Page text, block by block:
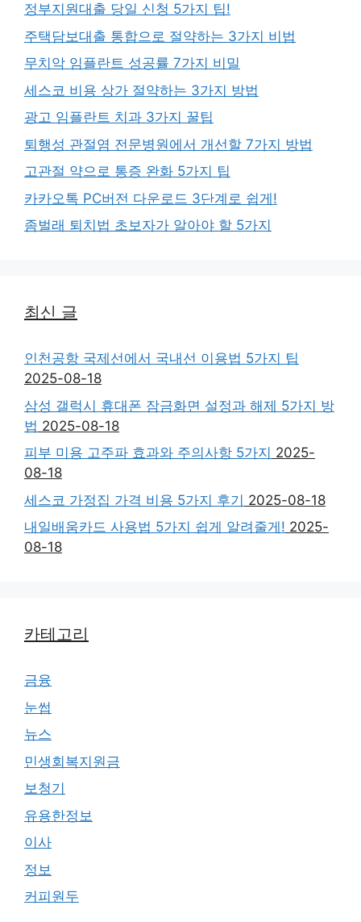
정부지원대출 당일 신청 5가지 팁!
주택담보대출 통합으로 절약하는 3가지 비법
무치악 임플란트 성공률 7가지 비밀
세스코 비용 상가 절약하는 3가지 방법
광고 임플란트 치과 3가지 꿀팁
퇴행성 관절염 전문병원에서 개선할 7가지 방법
고관절 약으로 통증 완화 5가지 팁
카카오톡 PC버전 다운로드 3단계로 쉽게!
좀벌래 퇴치법 초보자가 알아야 할 5가지
최신 글
인천공항 국제선에서 국내선 이용법 5가지 팁
2025-08-18
삼성 갤럭시 휴대폰 잠금화면 설정과 해제 5가지 방
법 2025-08-18
피부 미용 고주파 효과와 주의사항 5가지 2025-
08-18
세스코 가정집 가격 비용 5가지 후기 2025-08-18
내일배움카드 사용법 5가지 쉽게 알려줄게! 2025-
08-18
카테고리
금융
눈썹
뉴스
민생회복지원금
보청기
유용한정보
이사
정보
커피원두